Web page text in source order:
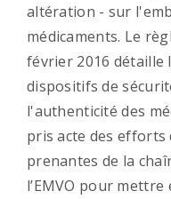
altération - sur
médicaments. Le
février 2016 détaille
dispositifs de
l'authenticité des
pris acte des efforts
prenantes de la
l’EMVO pour